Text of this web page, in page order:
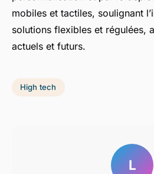
mobiles et tactiles, soulignant
solutions flexibles et régulées,
actuels et futurs.
High tech
L